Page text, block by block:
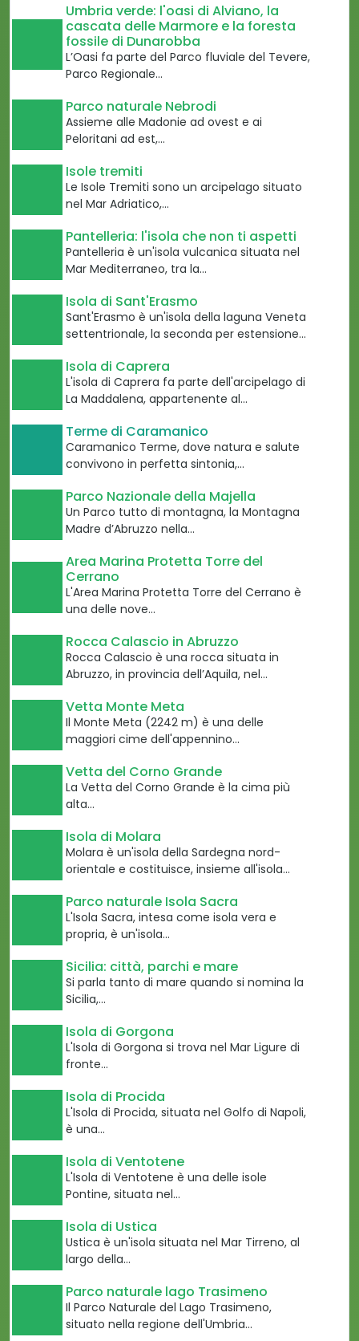
Umbria verde: l'oasi di Alviano, la
cascata delle Marmore e la foresta
fossile di Dunarobba
L’Oasi fa parte del Parco fluviale del Tevere,
Parco Regionale…
Parco naturale Nebrodi
Assieme alle Madonie ad ovest e ai
Peloritani ad est,…
Isole tremiti
Le Isole Tremiti sono un arcipelago situato
nel Mar Adriatico,…
Pantelleria: l'isola che non ti aspetti
Pantelleria è un'isola vulcanica situata nel
Mar Mediterraneo, tra la…
Isola di Sant'Erasmo
Sant'Erasmo è un'isola della laguna Veneta
settentrionale, la seconda per estensione…
Isola di Caprera
L'isola di Caprera fa parte dell'arcipelago di
La Maddalena, appartenente al…
Terme di Caramanico
Caramanico Terme, dove natura e salute
convivono in perfetta sintonia,…
Parco Nazionale della Majella
Un Parco tutto di montagna, la Montagna
Madre d’Abruzzo nella…
Area Marina Protetta Torre del
Cerrano
L'Area Marina Protetta Torre del Cerrano è
una delle nove…
Rocca Calascio in Abruzzo
Rocca Calascio è una rocca situata in
Abruzzo, in provincia dell’Aquila, nel…
Vetta Monte Meta
Il Monte Meta (2242 m) è una delle
maggiori cime dell'appennino…
Vetta del Corno Grande
La Vetta del Corno Grande è la cima più
alta…
Isola di Molara
Molara è un'isola della Sardegna nord-
orientale e costituisce, insieme all'isola…
Parco naturale Isola Sacra
L'Isola Sacra, intesa come isola vera e
propria, è un'isola…
Sicilia: città, parchi e mare
Si parla tanto di mare quando si nomina la
Sicilia,…
Isola di Gorgona
L'Isola di Gorgona si trova nel Mar Ligure di
fronte…
Isola di Procida
L'Isola di Procida, situata nel Golfo di Napoli,
è una…
Isola di Ventotene
L'Isola di Ventotene è una delle isole
Pontine, situata nel…
Isola di Ustica
Ustica è un'isola situata nel Mar Tirreno, al
largo della…
Parco naturale lago Trasimeno
Il Parco Naturale del Lago Trasimeno,
situato nella regione dell'Umbria…